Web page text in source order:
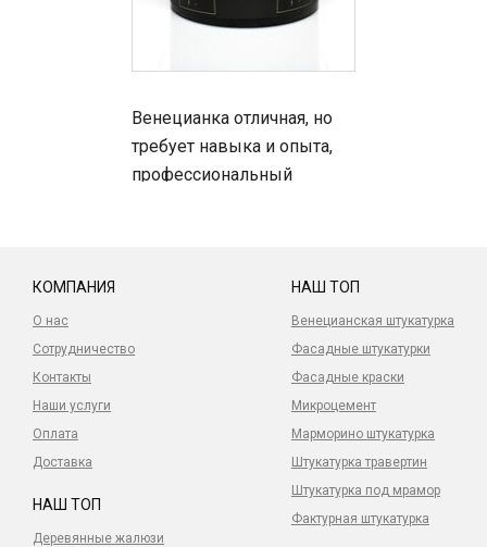
Венецианка отличная, но
требует навыка и опыта,
профессиональный
КОМПАНИЯ
О нас
Сотрудничество
Контакты
Наши услуги
Оплата
Доставка
НАШ ТОП
Венецианская штукатурка
Фасадные штукатурки
Фасадные краски
Микроцемент
Марморино штукатурка
Штукатурка травертин
Штукатурка под мрамор
Фактурная штукатурка
НАШ ТОП
Деревянные жалюзи